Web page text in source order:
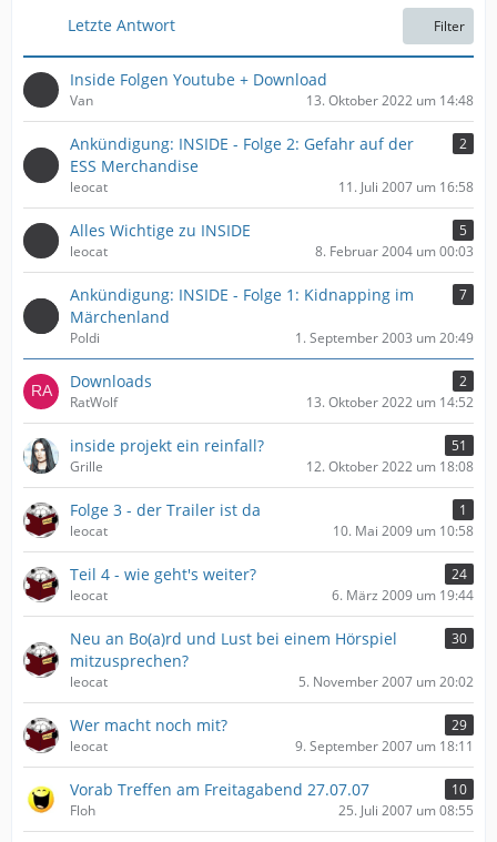
Letzte Antwort Filter
Inside Folgen Youtube + Download
Van 13. Oktober 2022 um 14:48
Ankündigung: INSIDE - Folge 2: Gefahr auf der
ESS Merchandise
2
leocat 11. Juli 2007 um 16:58
Alles Wichtige zu INSIDE
5
leocat
8. Februar 2004 um 00:03
Ankündigung: INSIDE - Folge 1: Kidnapping im
Märchenland
7
Poldi 1. September 2003 um 20:49
Downloads
2
RatWolf
13. Oktober 2022 um 14:52
inside projekt ein reinfall?
51
Grille
12. Oktober 2022 um 18:08
Folge 3 - der Trailer ist da
1
leocat
10. Mai 2009 um 10:58
Teil 4 - wie geht's weiter?
24
leocat
6. März 2009 um 19:44
Neu an Bo(a)rd und Lust bei einem Hörspiel
mitzusprechen?
30
leocat 5. November 2007 um 20:02
Wer macht noch mit?
29
leocat
9. September 2007 um 18:11
Vorab Treffen am Freitagabend 27.07.07
10
Floh
25. Juli 2007 um 08:55